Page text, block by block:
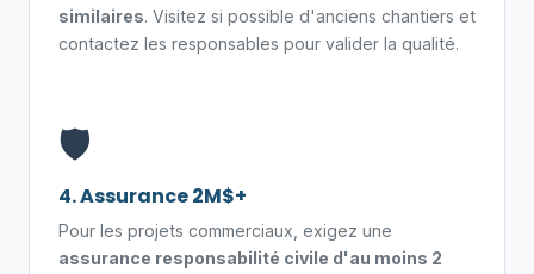
similaires. Visitez si possible d'anciens chantiers et
contactez les responsables pour valider la qualité.
🛡️
4. Assurance 2M$+
Pour les projets commerciaux, exigez une
assurance responsabilité civile d'au moins 2